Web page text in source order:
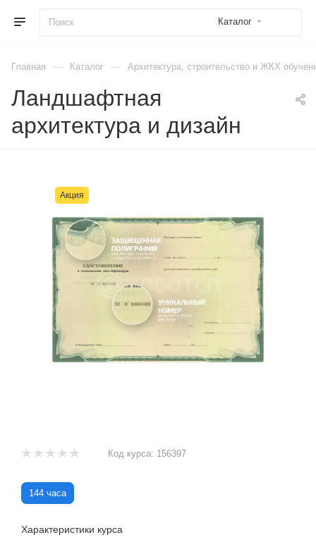
Каталог
Главная — Каталог — Архитектура, строительство и ЖКХ
Ландшафтная
архитектура и дизайн
Акция
Код курса: 156397
144 часа
Характеристики курса